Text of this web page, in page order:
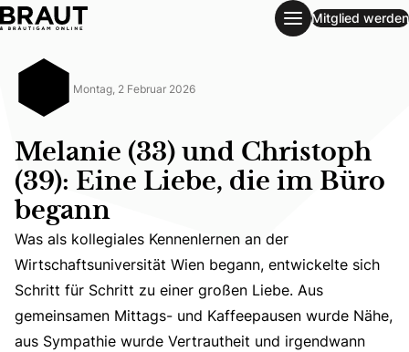
Melanie (33) und Christoph (39): Eine Liebe, die im Büro
Mitglied werden
Montag, 2 Februar 2026
Melanie (33) und Christoph
(39): Eine Liebe, die im Büro
begann
Was als kollegiales Kennenlernen an der
Was als kollegiales Kennenlernen an der
Wirtschaftsuniversität Wien begann, entwickelte sich
Schritt für Schritt zu einer großen Liebe. Aus
gemeinsamen Mittags- und Kaffeepausen wurde Nähe,
aus Sympathie wurde Vertrautheit und irgendwann